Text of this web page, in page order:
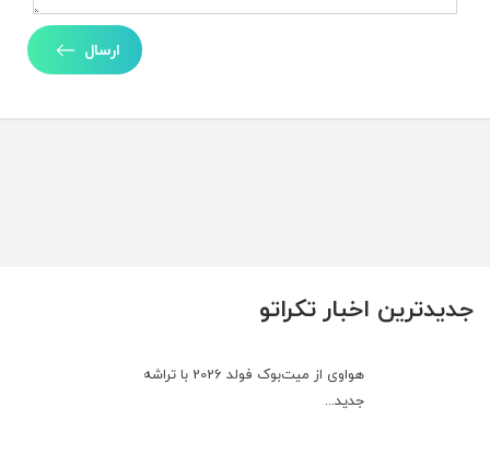
جدیدترین اخبار تکراتو
هواوی از میت‌بوک فولد 2026 با تراشه
جدید...
ارسال